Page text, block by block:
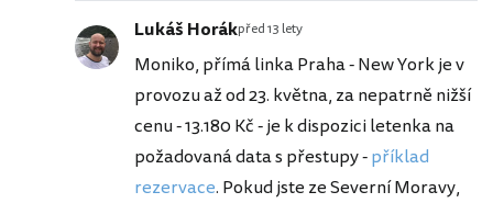
Lukáš Horákpřed 13 lety
Moniko, přímá linka Praha - New York je v
provozu až od 23. května, za nepatrně nižší
cenu - 13.180 Kč - je k dispozici letenka na
požadovaná data s přestupy -příklad
rezervace. Pokud jste ze Severní Moravy,